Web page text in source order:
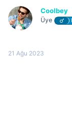
Coolbey
Üye
21 Ağu 2023